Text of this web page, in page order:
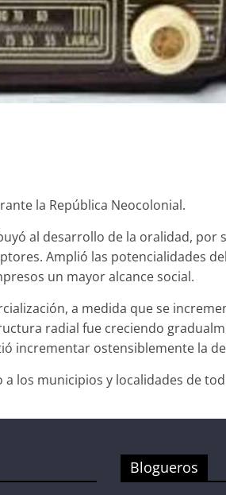
la República Neocolonial.
al desarrollo de la oralidad,
Amplió las potencialidades
un mayor alcance social.
a medida que se
radial fue creciendo
incrementar ostensiblemente la
los municipios y localidades de
Blogueros